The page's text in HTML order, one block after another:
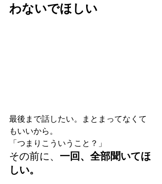
わないでほしい
最後まで話したい。まとまってなくて
もいいから。
「つまりこういうこと？」
その前に、 一回、全部聞いてほ
しい。